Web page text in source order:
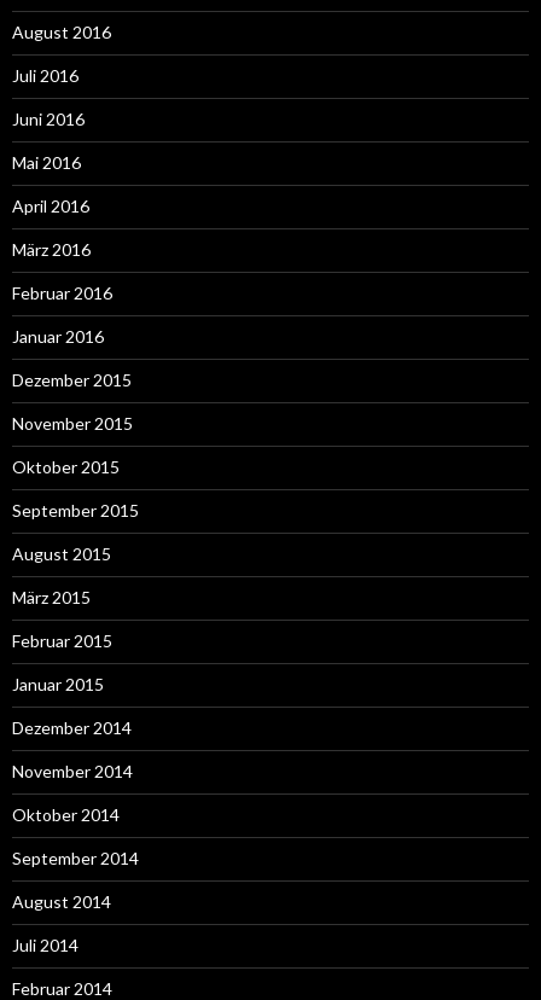
August 2016
Juli 2016
Juni 2016
Mai 2016
April 2016
März 2016
Februar 2016
Januar 2016
Dezember 2015
November 2015
Oktober 2015
September 2015
August 2015
März 2015
Februar 2015
Januar 2015
Dezember 2014
November 2014
Oktober 2014
September 2014
August 2014
Juli 2014
Februar 2014